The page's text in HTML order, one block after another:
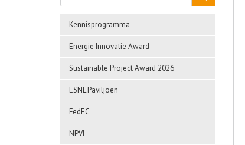
Kennisprogramma
Energie Innovatie Award
Sustainable Project Award 2026
ESNL Paviljoen
FedEC
NPVI